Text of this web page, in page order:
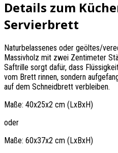
Details zum
Servierbrett
Naturbelassenes oder geöltes/
Massivholz mit zwei Zentimeter
Saftrille sorgt dafür, dass
vom Brett rinnen, sondern
auf dem Schneidbrett verbleiben.
Maße: 40x25x2 cm (LxBxH)
oder
Maße: 60x37x2 cm (LxBxH)